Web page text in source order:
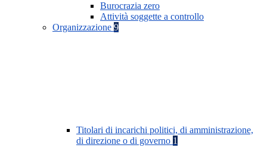
Burocrazia zero
Attività soggette a controllo
Organizzazione 9
Titolari di incarichi politici, di amministrazione,
di direzione o di governo 1